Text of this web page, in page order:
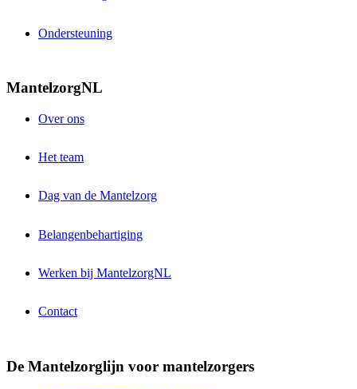
Ondersteuning
MantelzorgNL
Over ons
Het team
Dag van de Mantelzorg
Belangenbehartiging
Werken bij MantelzorgNL
Contact
De Mantelzorglijn voor mantelzorgers